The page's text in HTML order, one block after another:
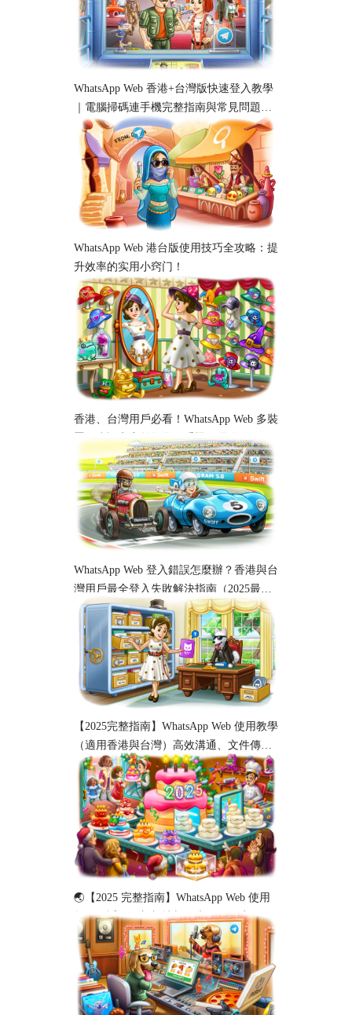
WhatsApp Web 香港+台灣版快速登入教學
｜電腦掃碼連手機完整指南與常見問題解
析
WhatsApp Web 港台版使用技巧全攻略：提
升效率的实用小窍门！
香港、台灣用戶必看！WhatsApp Web 多裝
置同步設定完整教學｜手機、電腦跨平台
使用指南
WhatsApp Web 登入錯誤怎麼辦？香港與台
灣用戶最全登入失敗解決指南（2025最
新）
【2025完整指南】WhatsApp Web 使用教學
（適用香港與台灣）高效溝通、文件傳輸
與工作協作必備！
🌏【2025 完整指南】WhatsApp Web 使用
教程（适用于新加坡与马来西亚用户）